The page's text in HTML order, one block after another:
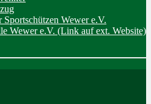
Sportschützen Wewer e.V.
Wewer e.V. (Link auf ext. Website)